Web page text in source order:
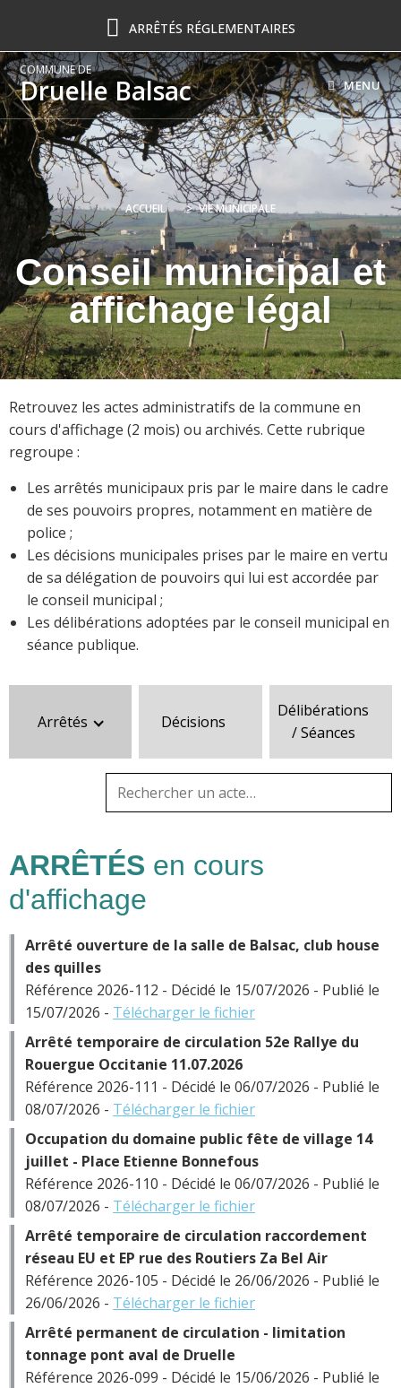
ARRÊTÉS RÉGLEMENTAIRES
COMMUNE DE
Druelle Balsac MENU
ACCUEIL > VIE MUNICIPALE
Conseil municipal et
affichage légal
Retrouvez les actes administratifs de la commune en
cours d'affichage (2 mois) ou archivés. Cette rubrique
regroupe :
Les arrêtés municipaux pris par le maire dans le cadre
de ses pouvoirs propres, notamment en matière de
police ;
Les décisions municipales prises par le maire en vertu
de sa délégation de pouvoirs qui lui est accordée par
le conseil municipal ;
Les délibérations adoptées par le conseil municipal en
séance publique.
Arrêtés Décisions
Délibérations
/ Séances
ARRÊTÉS en cours
d'affichage
Arrêté ouverture de la salle de Balsac, club house
des quilles
Référence 2026-112 - Décidé le 15/07/2026 - Publié le
15/07/2026 - Télécharger le fichier
Arrêté temporaire de circulation 52e Rallye du
Rouergue Occitanie 11.07.2026
Référence 2026-111 - Décidé le 06/07/2026 - Publié le
08/07/2026 - Télécharger le fichier
Occupation du domaine public fête de village 14
juillet - Place Etienne Bonnefous
Référence 2026-110 - Décidé le 06/07/2026 - Publié le
08/07/2026 - Télécharger le fichier
Arrêté temporaire de circulation raccordement
réseau EU et EP rue des Routiers Za Bel Air
Référence 2026-105 - Décidé le 26/06/2026 - Publié le
26/06/2026 - Télécharger le fichier
Arrêté permanent de circulation - limitation
tonnage pont aval de Druelle
Référence 2026-099 - Décidé le 15/06/2026 - Publié le